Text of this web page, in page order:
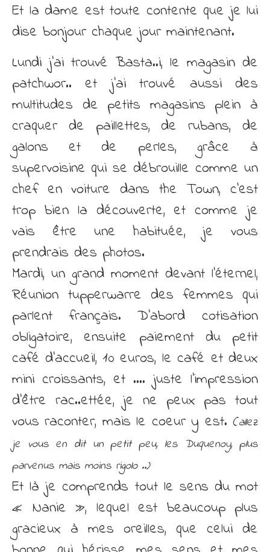
Et la dame est toute contente que je lui
dise bonjour chaque jour maintenant.
Lundi j’ai trouvé Basta..i, le magasin de
patchwor.. et j’ai trouvé aussi des
multitudes de petits magasins plein à
craquer de paillettes, de rubans, de
galons et de perles, grâce à
supervoisine qui se débrouille comme un
chef en voiture dans the Town, c’est
trop bien la découverte, et comme je
vais être une habituée, je vous
prendrais des photos.
Mardi, un grand moment devant l’éternel,
Réunion tupperwarre des femmes qui
parlent français. D’abord cotisation
obligatoire, ensuite paiement du petit
café d’accueil, 10 euros, le café et deux
mini croissants, et …. juste l’impression
d’être rac..ettée, je ne peux pas tout
vous raconter, mais le coeur y est. (allez
je vous en dit un petit peu, les Duquenoy, plus
parvenus mais moins rigolo ..)
Et là je comprends tout le sens du mot
« Nanie », lequel est beaucoup plus
gracieux à mes oreilles, que celui de